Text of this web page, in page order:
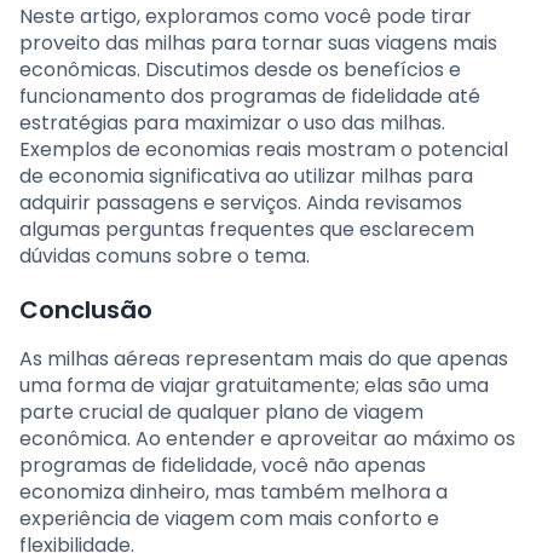
Neste artigo, exploramos como você pode tirar
proveito das milhas para tornar suas viagens mais
econômicas. Discutimos desde os benefícios e
funcionamento dos programas de fidelidade até
estratégias para maximizar o uso das milhas.
Exemplos de economias reais mostram o potencial
de economia significativa ao utilizar milhas para
adquirir passagens e serviços. Ainda revisamos
algumas perguntas frequentes que esclarecem
dúvidas comuns sobre o tema.
Conclusão
As milhas aéreas representam mais do que apenas
uma forma de viajar gratuitamente; elas são uma
parte crucial de qualquer plano de viagem
econômica. Ao entender e aproveitar ao máximo os
programas de fidelidade, você não apenas
economiza dinheiro, mas também melhora a
experiência de viagem com mais conforto e
flexibilidade.